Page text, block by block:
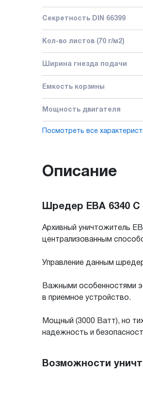
Секретность DIN 66399
Кол-во листов (70 г/м2)
Ширина гнезда подачи
Емкость корзины
Мощность двигателя
Посмотреть все
Описание
Шредер EBA 6340
Архивный уничтожитель
централизованным
Управление данным
Важными особенностями
в приемное устройство.
Мощный (3000 Ватт), но
надежность и
Возможности